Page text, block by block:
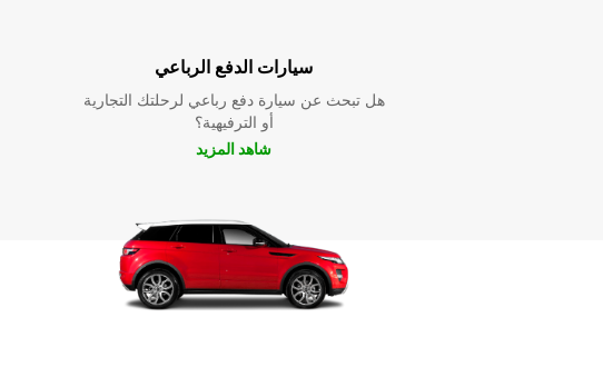
حجز سهل وسريع
استكشف Town Of Port Hedland
بأسلوبك الخاص
سيارات الدفع الرباعي
هل تبحث عن سيارة دفع رباعي لرحلتك التجارية
أو الترفيهية؟
شاهد المزيد